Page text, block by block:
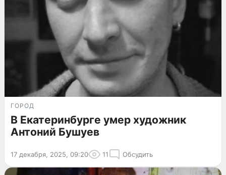
ГОРОД
В Екатеринбурге умер художник
Антоний Бушуев
17 декабря, 2025, 09:20 11 Обсудить